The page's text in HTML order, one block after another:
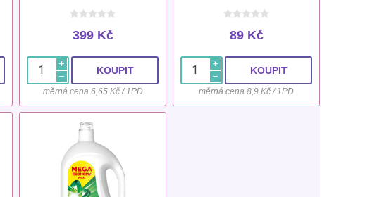
399 Kč
i
h
měrná cena 6,65 Kč / 1PD
89 Kč
i
h
měrná cena 8,9 Kč / 1PD